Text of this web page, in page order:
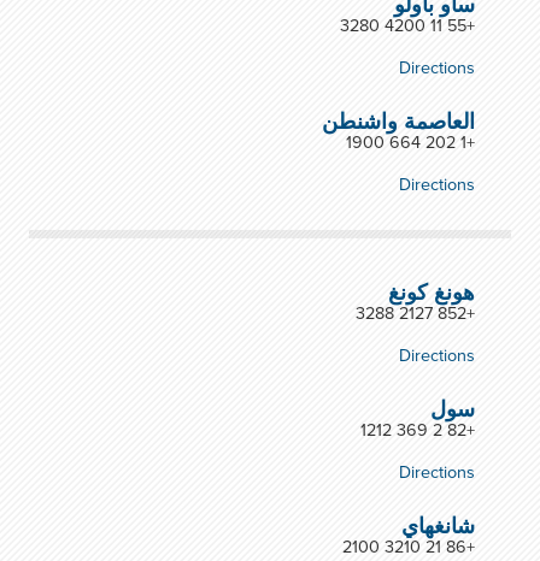
+55 11 4200 3280
Directions
العاصمة واشنطن
+1 202 664 1900
Directions
هونغ كونغ
+852 2127 3288
Directions
سول
+82 2 369 1212
Directions
شانغهاي
+86 21 3210 2100